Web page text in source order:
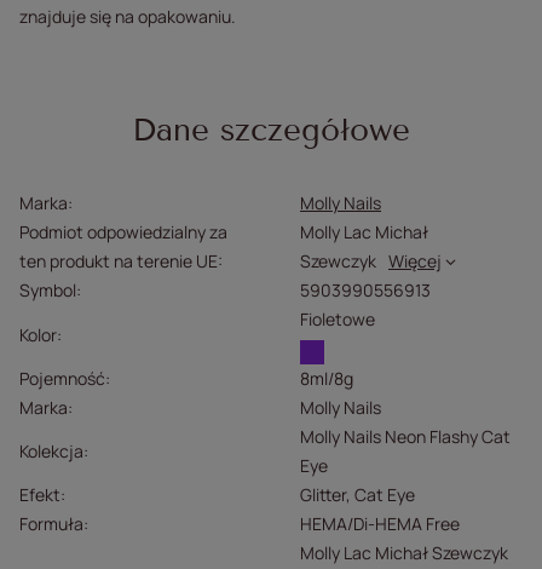
znajduje się na opakowaniu.
Dane szczegółowe
Marka
Molly Nails
Podmiot odpowiedzialny za
ten produkt na terenie UE
Molly Lac Michał
Szewczyk Więcej
Symbol
5903990556913
Kolor
Fioletowe
Pojemność
8ml/8g
Marka
Molly Nails
Kolekcja
Molly Nails Neon Flashy Cat
Eye
Efekt
Glitter Cat Eye
Formuła
HEMA/Di-HEMA Free
Molly Lac Michał Szewczyk